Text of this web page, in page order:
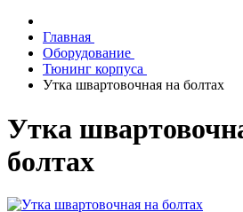
Главная
Оборудование
Тюнинг корпуса
Утка швартовочная на болтах
Утка
болтах